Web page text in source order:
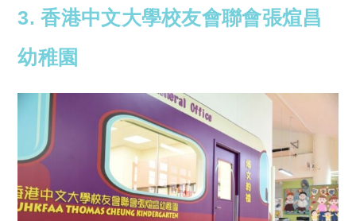
3. 香港中文大學校友會聯會張煊昌
幼稚園